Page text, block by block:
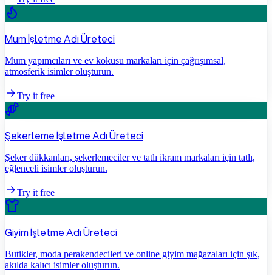
Mum İşletme Adı Üreteci
Mum yapımcıları ve ev kokusu markaları için çağrışımsal,
atmosferik isimler oluşturun.
Try it free
Şekerleme İşletme Adı Üreteci
Şeker dükkanları, şekerlemeciler ve tatlı ikram markaları için tatlı,
eğlenceli isimler oluşturun.
Try it free
Giyim İşletme Adı Üreteci
Butikler, moda perakendecileri ve online giyim mağazaları için şık,
akılda kalıcı isimler oluşturun.